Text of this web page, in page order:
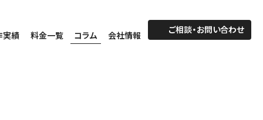
実績 料金一覧 コラム 会社情報 ご相談・お問い合わせ